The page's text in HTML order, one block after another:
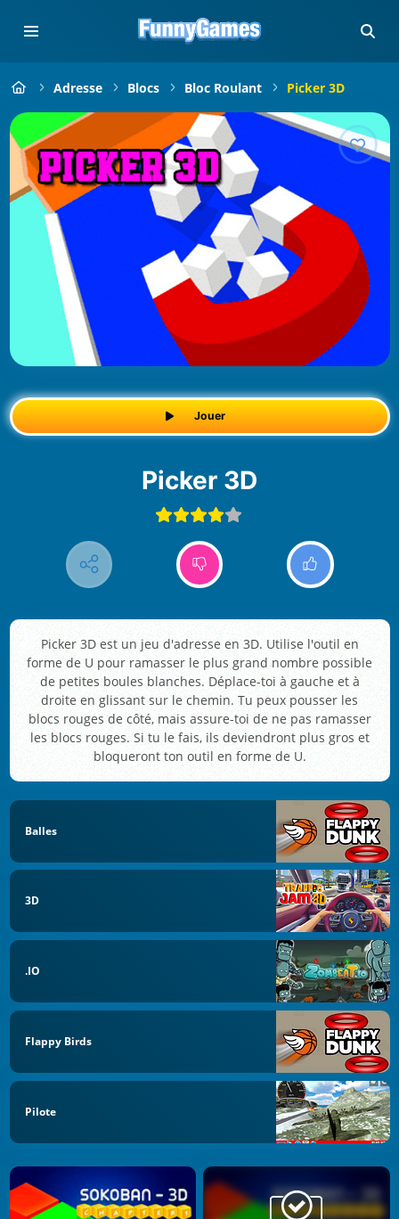
Adresse Blocs Bloc Roulant Picker 3D
Jouer
Picker 3D
Picker 3D est un jeu d'adresse en 3D. Utilise l'outil en
forme de U pour ramasser le plus grand nombre possible
de petites boules blanches. Déplace-toi à gauche et à
droite en glissant sur le chemin. Tu peux pousser les
blocs rouges de côté, mais assure-toi de ne pas ramasser
les blocs rouges. Si tu le fais, ils deviendront plus gros et
bloqueront ton outil en forme de U.
Balles
3D
.IO
Flappy Birds
Pilote